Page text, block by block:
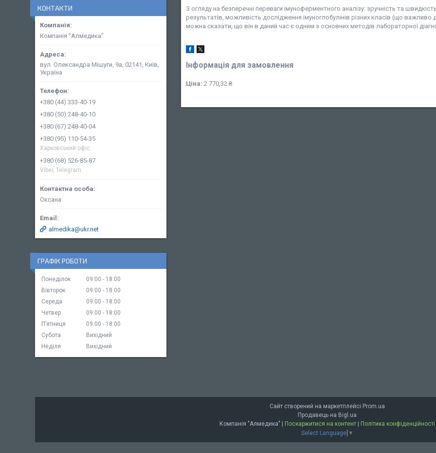
З огляду на безперечні переваги імуноферментного аналізу: зручність та
результатів, можливість дослідження імуноглобулінів різних класів (що важливо
можна сказати, що він в даний час є одним з основних методів лабораторної
Інформація для замовлення
Ціна: 2 770,32 ₴
КОНТАКТИ
Компанія "Алмедика"
вул. Олександра Мішуги, 9а, 02141, Київ,
Україна
+380 (44) 333-40-19
+380 (50) 248-40-10
+380 (67) 248-40-04
+380 (95) 110-54-35
Харковський офіс
+380 (68) 526-85-87
Viber, Telegram
Оксана
almedika@ukr.net
ГРАФІК РОБОТИ
Понеділок 09:00
18:00
Вівторок
09:00
18:00
Середа
09:00
18:00
Четвер
09:00
18:00
Пʼятниця
09:00
18:00
Субота
Вихідний
Неділя
Вихідний
Сайт створений на маркетплейсі Prom.ua
Продавець на Bigl.ua
Поскаржитися на контент
Політика конфіденційності
Select Language ▼